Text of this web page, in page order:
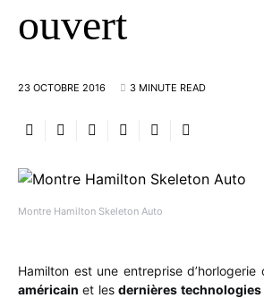
Montre Hamilton Skeleton Auto
ouvert
23 OCTOBRE 2016 3 MINUTE READ
Hamilton est une entreprise d’horlogerie
américain et lesdernières technologies